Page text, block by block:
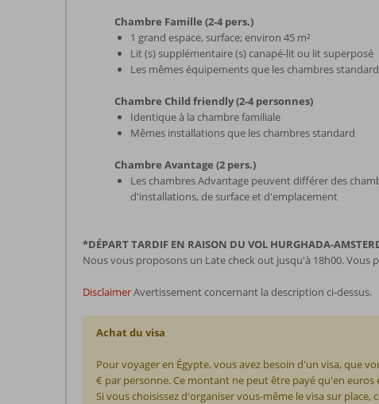
Chambre Famille (2-4 pers.)
1 grand espace, surface; environ 45 m²
Lit (s) supplémentaire (s) canapé-lit ou lit superposé
Les mêmes équipements que les chambres standard
Chambre Child friendly (2-4 personnes)
Identique à la chambre familiale
Mêmes installations que les chambres standard
Chambre Avantage (2 pers.)
Les chambres Advantage peuvent différer des
d'installations, de surface et d'emplacement
*DÉPART TARDIF EN RAISON DU VOL HURGHADA-
Nous vous proposons un Late check out jusqu'à 18h00.
DisclaimerAvertissement concernant la description ci-dessus.
Achat du visa
Pour voyager en Égypte, vous avez besoin d'un visa, que
€ par personne. Ce montant ne peut être payé qu'en euros
Si vous choisissez d'organiser vous-même le visa sur place,